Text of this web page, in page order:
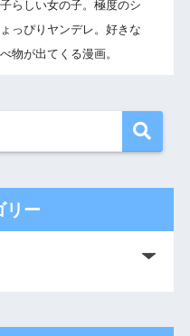
らしい女の子。極度のシ
っぴりヤンデレ。好きな
物が出てくる漫画。
リー